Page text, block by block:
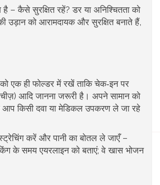
– कैसे सुरक्षित रहें? डर या अनिश्चितता को
उड़ान को आरामदायक और सुरक्षित बनाते हैं,
एक ही फोल्डर में रखें ताकि चेक‑इन पर
आदि जानना जरूरी है। अपने सामान को
आप किसी दवा या मेडिकल उपकरण ले जा रहे
करें और पानी का बोतल ले जाएँ –
के समय एयरलाइन को बताएं; वे खास भोजन